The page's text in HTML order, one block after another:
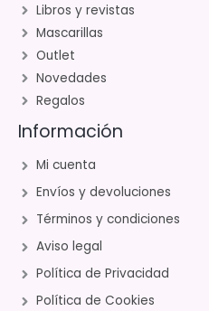
Libros y revistas
Mascarillas
Outlet
Novedades
Regalos
Información
Mi cuenta
Envíos y devoluciones
Términos y condiciones
Aviso legal
Política de Privacidad
Política de Cookies